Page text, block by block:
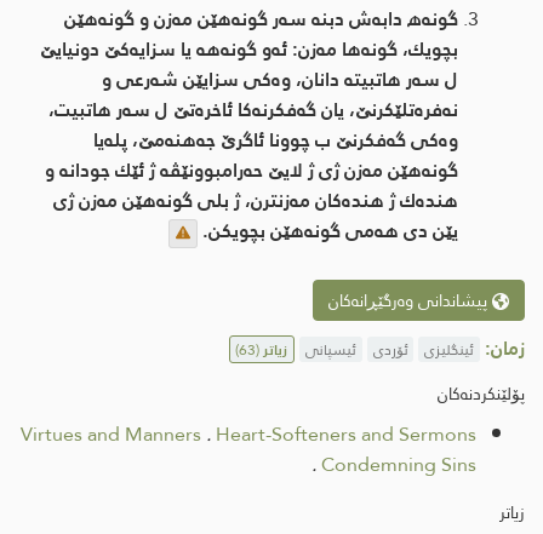
گونه‌ھ دابه‌ش دبنه‌ سه‌ر گونه‌هێن مه‌زن و گونه‌هێن
بچویك، گونه‌ها مه‌زن: ئه‌و گونه‌هه‌ یا سزایه‌كێ دونیایێ
ل سه‌ر هاتبیته‌ دانان، وه‌كی سزایێن شه‌رعی و
نه‌فره‌تلێكرنێ، یان گه‌فكرنه‌كا ئاخره‌تێ ل سه‌ر هاتبیت،
وه‌كی گه‌فكرنێ ب چوونا ئاگرێ جه‌هنه‌مێ، پله‌یا
گونه‌هێن مه‌زن ژی ژ لایێ حه‌رامبوونێڤه‌ ژ ئێك جودانه‌ و
هنده‌ك ژ هنده‌كان مه‌زنترن، ژ بلی گونه‌هێن مه‌زن ژی
یێن دی هه‌می گونه‌هێن بچویكن.
پیشاندانی وەرگێڕانەکان
زمان: ئینگلیزی ئۆردی ئیسپانی زیاتر(63)
پۆلێنکردنەکان
Virtues and Manners.Heart-Softeners and Sermons
.Condemning Sins
زیاتر